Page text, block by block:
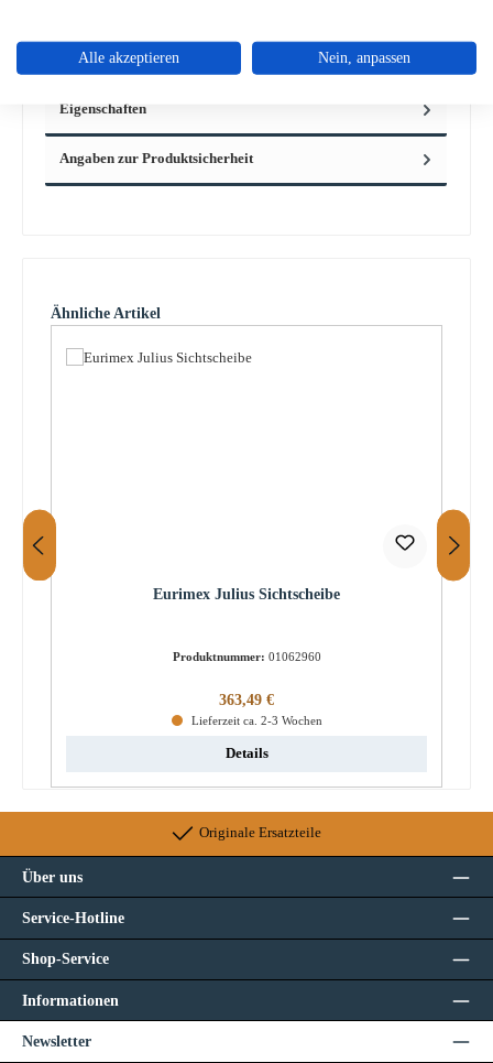
Tao 9-teiliges Set Eurimex Tao Feuerraumauskleidung
Eckdaten: B…Mehr
Eigenschaften
Angaben zur Produktsicherheit
Produktgalerie überspringen
Ähnliche Artikel
Eurimex Julius Sichtscheibe
Produktnummer: 01062960
Regulärer Preis:
363,49 €
Lieferzeit ca. 2-3 Wochen
Details
Originale Ersatzteile
Über uns
Service-Hotline
Shop-Service
Informationen
Newsletter
Alle akzeptieren Nein, anpassen